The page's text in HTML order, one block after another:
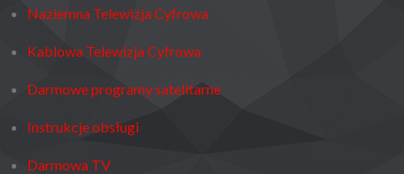
Naziemna Telewizja Cyfrowa
Kablowa Telewizja Cyfrowa
Darmowe programy satelitarne
Instrukcje obsługi
Darmowa TV